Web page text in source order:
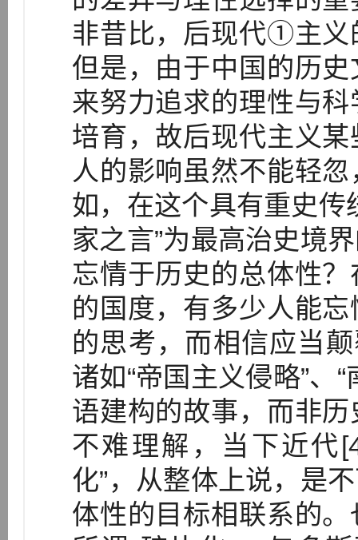
非昔比，后现代①主义
但是，由于中国的历
来努力追求的理性与
培育，故后现代主义
人的影响虽然不能轻
如，在这个具有重史传
家之言”为最高治史境
忘情于历史的总体性
的国度，有多少人能
的思考，而相信应当
诸如“帝国主义侵略”、
语建构的故事，而非
不难理解，当下近代
化”，从整体上说，是
体性的目标相联系的